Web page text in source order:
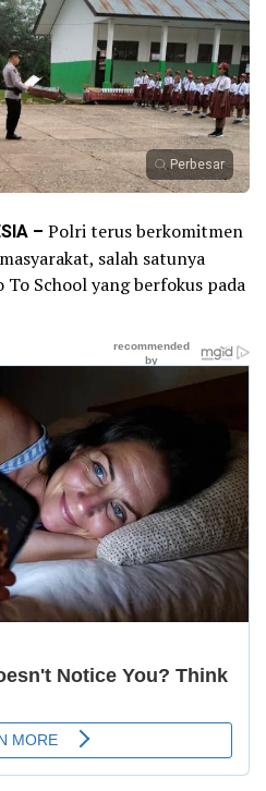
Perbesar
– Polri terus berkomitmen
salah satunya
School yang berfokus pada